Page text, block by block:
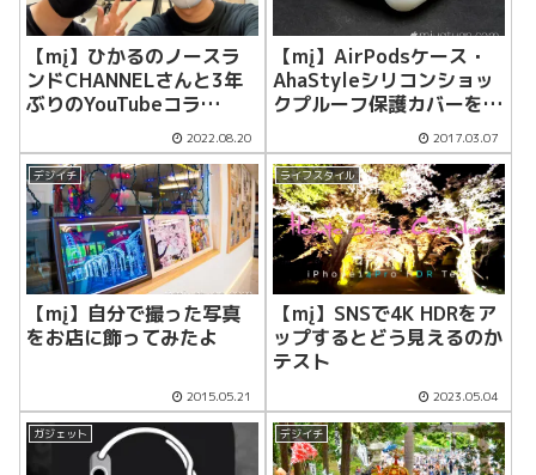
【mį】ひかるのノースラ
ンドCHANNELさんと3年
ぶりのYouTubeコラ
2022.08.20
【mį】AirPodsケース・
AhaStyleシリコンショッ
クプルーフ保護カバーを購
2017.03.07
デジイチ
【mį】自分で撮った写真
をお店に飾ってみたよ
2015.05.21
ライフスタイル
【mį】SNSで4K HDRをア
ップするとどう見えるのか
テスト
2023.05.04
ガジェット デジイチ